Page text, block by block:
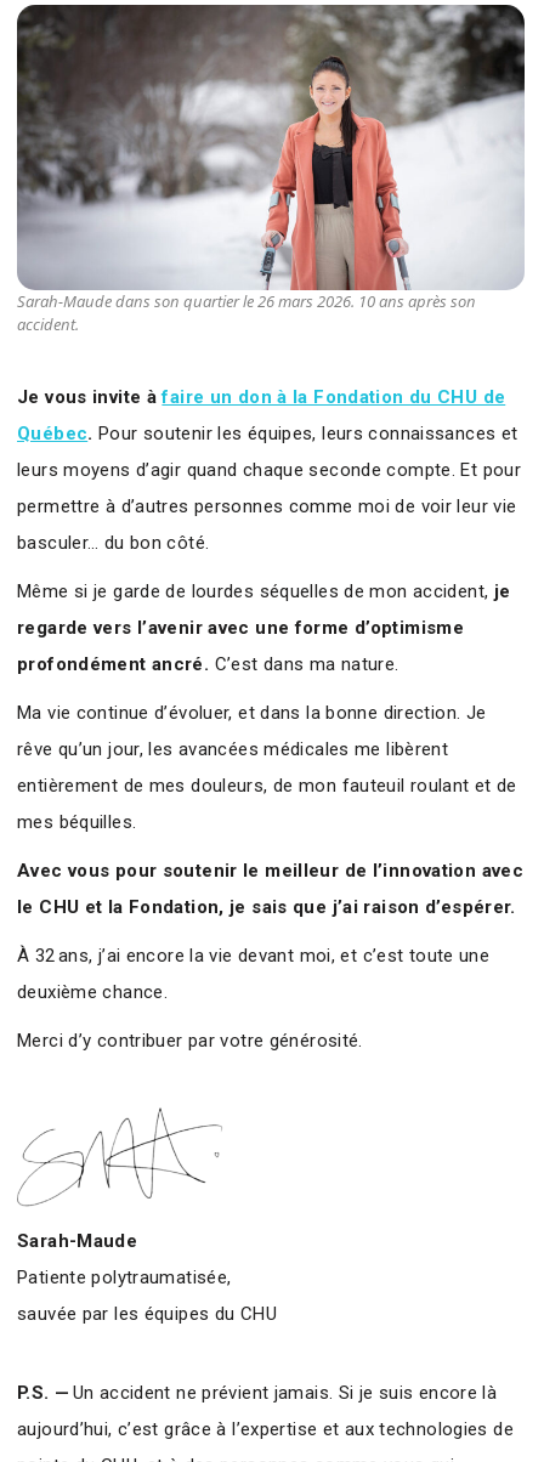
Sarah-Maude dans son quartier le 26 mars 2026. 10 ans après son
accident.
Je vous invite àfaire un don à la Fondation du CHU de
Québec. Pour soutenir les équipes, leurs connaissances et
leurs moyens d’agir quand chaque seconde compte. Et pour
permettre à d’autres personnes comme moi de voir leur vie
basculer… du bon côté.
Même si je garde de lourdes séquelles de mon accident, je
regarde vers l’avenir avec une forme d’optimisme
profondément ancré. C’est dans ma nature.
Ma vie continue d’évoluer, et dans la bonne direction. Je
rêve qu’un jour, les avancées médicales me libèrent
entièrement de mes douleurs, de mon fauteuil roulant et de
mes béquilles.
Avec vous pour soutenir le meilleur de l’innovation avec
le CHU et la Fondation, je sais que j’ai raison d’espérer.
À 32 ans, j’ai encore la vie devant moi, et c’est toute une
deuxième chance.
Merci d’y contribuer par votre générosité.
Sarah-Maude
Patiente polytraumatisée,
sauvée par les équipes du CHU
P.S. — Un accident ne prévient jamais. Si je suis encore là
aujourd’hui, c’est grâce à l’expertise et aux technologies de